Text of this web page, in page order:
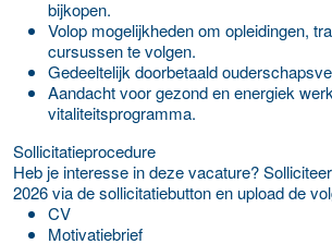
bijkopen.
Volop mogelijkheden om opleidingen,
cursussen te volgen.
Gedeeltelijk doorbetaald
Aandacht voor gezond en energiek
vitaliteitsprogramma.
Sollicitatieprocedure
Heb je interesse in deze vacature?
2026via de sollicitatiebutton en upload de
CV
Motivatiebrief